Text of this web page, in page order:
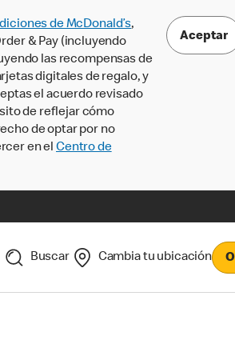
de McDonald’s,
& Pay (incluyendo
las recompensas de
digitales de regalo, y
el acuerdo revisado
de reflejar cómo
de optar por no
en el Centro de
Aceptar
Buscar Cambia tu ubicación